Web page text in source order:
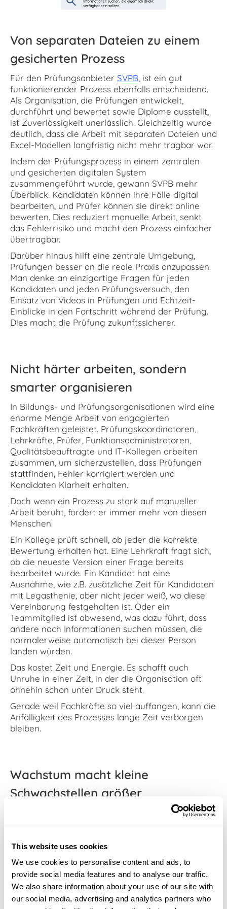
This website uses cookies
We use cookies to personalise content and ads, to
provide social media features and to analyse our traffic.
We also share information about your use of our site with
our social media, advertising and analytics partners who
Von separaten Dateien zu einem
gesicherten Prozess
Für den Prüfungsanbieter SVPB , ist ein gut
funktionierender Prozess ebenfalls entscheidend.
Als Organisation, die Prüfungen entwickelt,
durchführt und bewertet sowie Diplome ausstellt,
ist Zuverlässigkeit unerlässlich. Gleichzeitig wurde
deutlich, dass die Arbeit mit separaten Dateien und
Excel-Modellen langfristig nicht mehr tragbar war.
Indem der Prüfungsprozess in einem zentralen
und gesicherten digitalen System
zusammengeführt wurde, gewann SVPB mehr
Überblick. Kandidaten können ihre Fälle digital
bearbeiten, und Prüfer können sie direkt online
bewerten. Dies reduziert manuelle Arbeit, senkt
das Fehlerrisiko und macht den Prozess einfacher
übertragbar.
Darüber hinaus hilft eine zentrale Umgebung,
Prüfungen besser an die reale Praxis anzupassen.
Man denke an einzigartige Fragen für jeden
Kandidaten und jeden Prüfungsversuch, den
Einsatz von Videos in Prüfungen und Echtzeit-
Einblicke in den Fortschritt während der Prüfung.
Dies macht die Prüfung zukunftssicherer.
Nicht härter arbeiten, sondern
smarter organisieren
In Bildungs- und Prüfungsorganisationen wird eine
enorme Menge Arbeit von engagierten
Fachkräften geleistet. Prüfungskoordinatoren,
Lehrkräfte, Prüfer, Funktionsadministratoren,
Qualitätsbeauftragte und IT-Kollegen arbeiten
zusammen, um sicherzustellen, dass Prüfungen
stattfinden, Fehler korrigiert werden und
Kandidaten Klarheit erhalten.
Doch wenn ein Prozess zu stark auf manueller
Arbeit beruht, fordert er immer mehr von diesen
Menschen.
Ein Kollege prüft schnell, ob jeder die korrekte
Bewertung erhalten hat. Eine Lehrkraft fragt sich,
ob die neueste Version einer Frage bereits
bearbeitet wurde. Ein Kandidat hat eine
Ausnahme, wie z.B. zusätzliche Zeit für Kandidaten
mit Legasthenie, aber nicht jeder weiß, wo diese
Vereinbarung festgehalten ist. Oder ein
Teammitglied ist abwesend, was dazu führt, dass
andere nach Informationen suchen müssen, die
normalerweise automatisch bei dieser Person
landen würden.
Das kostet Zeit und Energie. Es schafft auch
Unruhe in einer Zeit, in der die Organisation oft
ohnehin schon unter Druck steht.
Gerade weil Fachkräfte so viel auffangen, kann die
Anfälligkeit des Prozesses lange Zeit verborgen
bleiben.
Wachstum macht kleine
Schwachstellen größer
Je mehr Prüfungen abgenommen werden, desto
einzigen Prüfung ist es vielleicht noch
überschaubar, Ausnahmen manuell
nachzuverfolgen, Listen zu kontrollieren und
Absprachen separat festzuhalten. Bei Dutzenden
von Prüfungen wird dies jedoch fehleranfällig und
zeitaufwendig.